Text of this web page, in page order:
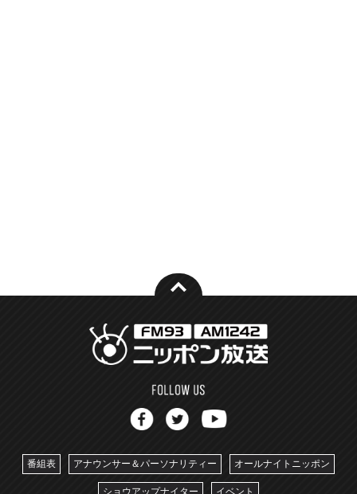
番組表 アナウンサー＆パーソナリティー オールナイトニッポン
ショウアップナイター イベント